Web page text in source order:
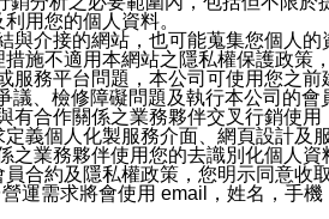
用您的個人資料。
介接的網站，也可能蒐集您個人
施不適用本網站之隱私權保護政策
務平台問題，本公司可使用您之
、檢修障礙問題及執行本公司的
合作關係之業務夥伴交叉行銷使
義個人化製服務介面、網頁設計及
業務夥伴使用您的去識別化個人
合約及隱私權政策，您明示同意收
運需求將會使用 email，姓名，手